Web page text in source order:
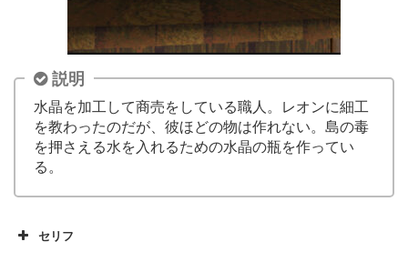
説明
水晶を加工して商売をしている職人。レオンに細工
を教わったのだが、彼ほどの物は作れない。島の毒
を押さえる水を入れるための水晶の瓶を作ってい
る。
セリフ